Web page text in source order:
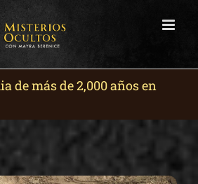
de más de 2,000 años en